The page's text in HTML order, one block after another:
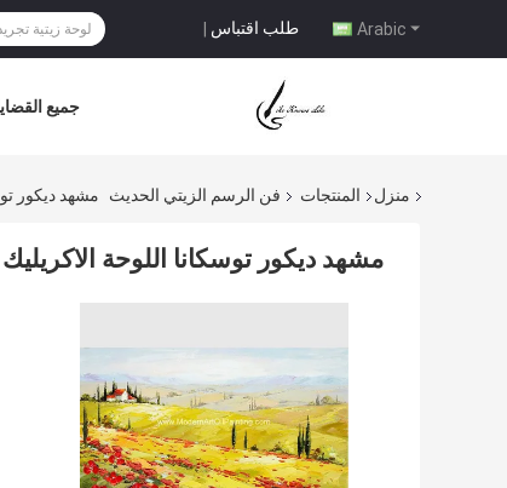
Arabic طلب اقتباس |
جميع
منزل المنتجات فن الرسم الزيتي الحديث مشهد ديكور
مشهد ديكور توسكانا اللوحة